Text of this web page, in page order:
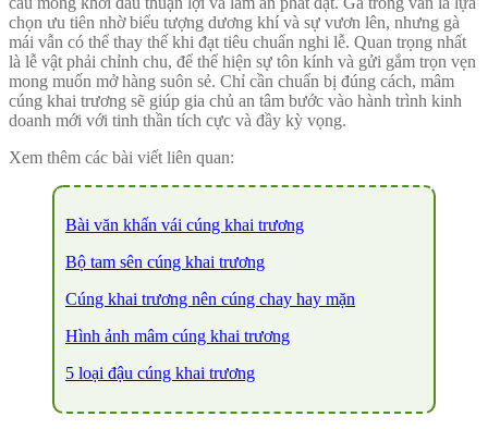
chọn ưu tiên nhờ biểu tượng dương khí và sự vươn lên, nhưng gà
mái vẫn có thể thay thế khi đạt tiêu chuẩn nghi lễ. Quan trọng nhất
là lễ vật phải chỉnh chu, để thể hiện sự tôn kính và gửi gắm trọn vẹn
mong muốn mở hàng suôn sẻ. Chỉ cần chuẩn bị đúng cách, mâm
cúng khai trương sẽ giúp gia chủ an tâm bước vào hành trình kinh
doanh mới với tinh thần tích cực và đầy kỳ vọng.
Xem thêm các bài viết liên quan:
Bài văn khấn vái cúng khai trương
Bộ tam sên cúng khai trương
Cúng khai trương nên cúng chay hay mặn
Hình ảnh mâm cúng khai trương
5 loại đậu cúng khai trương